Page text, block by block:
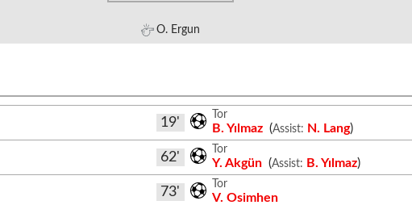
O. Ergun
19'
Tor
B. Yılmaz (Assist: N. Lang)
62'
Tor
Y. Akgün (Assist: B. Yılmaz)
73'
Tor
V. Osimhen